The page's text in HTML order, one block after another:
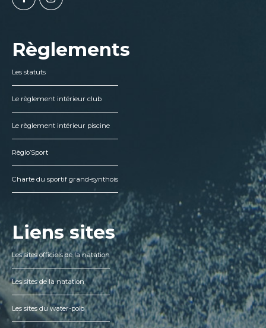
Règlements
Les statuts
Le règlement intérieur club
Le règlement intérieur piscine
Règlo’Sport
Charte du sportif grand-synthois
Liens sites
Les sites officiels de la natation
Les sites de la natation
Les sites du water-polo